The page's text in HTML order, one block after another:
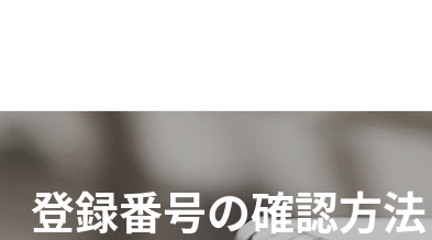
登録番号の確認方法